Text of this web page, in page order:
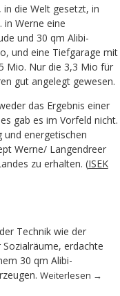
in die Welt gesetzt, in
Werne eine
und 30 qm Alibi-
und eine Tiefgarage mit
Mio. Nur die 3,3 Mio für
gut angelegt gewesen.
das Ergebnis einer
gab es im Vorfeld nicht.
energetischen
Werne/ Langendreer
zu erhalten. (ISEK
Technik wie der
erdachte
30 qm Alibi-
Weiterlesen →